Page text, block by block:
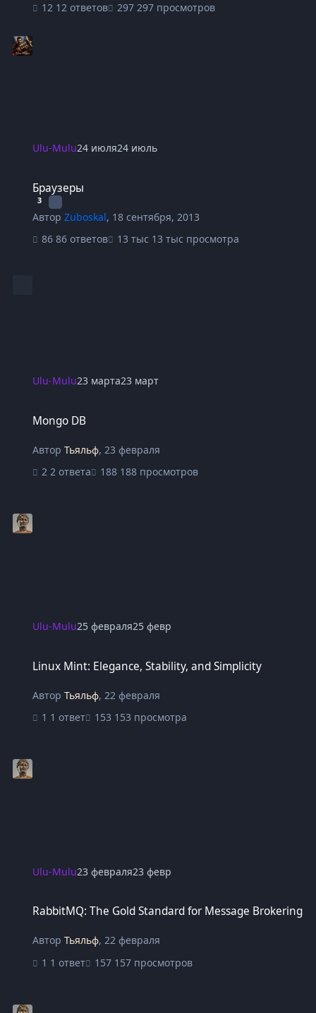
12 ответов 297 просмотров
Ulu-Mulu24 июля24 июль
Браузеры
3
АвторZuboskal, 18 сентября, 2013
86 ответов
13 тыс просмотра
Ulu-Mulu23 марта23 март
Mongo DB
АвторТьяльф, 23 февраля
2 ответа
188 просмотров
Ulu-Mulu25 февраля25 февр
Linux Mint: Elegance, Stability, and Simplicity
АвторТьяльф, 22 февраля
1 ответ
153 просмотра
Ulu-Mulu23 февраля23 февр
RabbitMQ: The Gold Standard for Message Brokering
АвторТьяльф,22 февраля
1 ответ
157 просмотров